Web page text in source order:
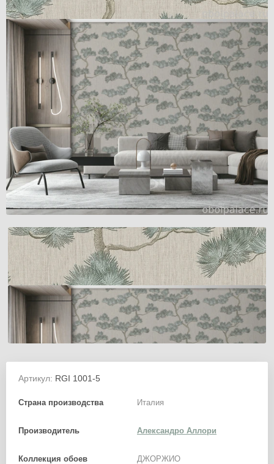
Артикул: RGI 1001-5
Производитель Александро Аллори
Страна производства Италия
Коллекция обоев ДЖОРЖИО